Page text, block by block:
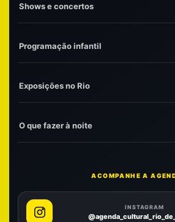
Shows e concertos
Programação infantil
Exposições no Rio
O que fazer à noite
ACOMPANHE A
INSTAGRAM